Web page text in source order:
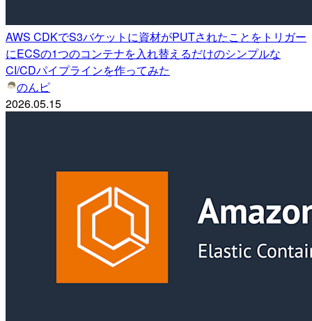
AWS CDKでS3バケットに資材がPUTされたことをトリガー
にECSの1つのコンテナを入れ替えるだけのシンプルな
CI/CDパイプラインを作ってみた
のんピ
2026.05.15